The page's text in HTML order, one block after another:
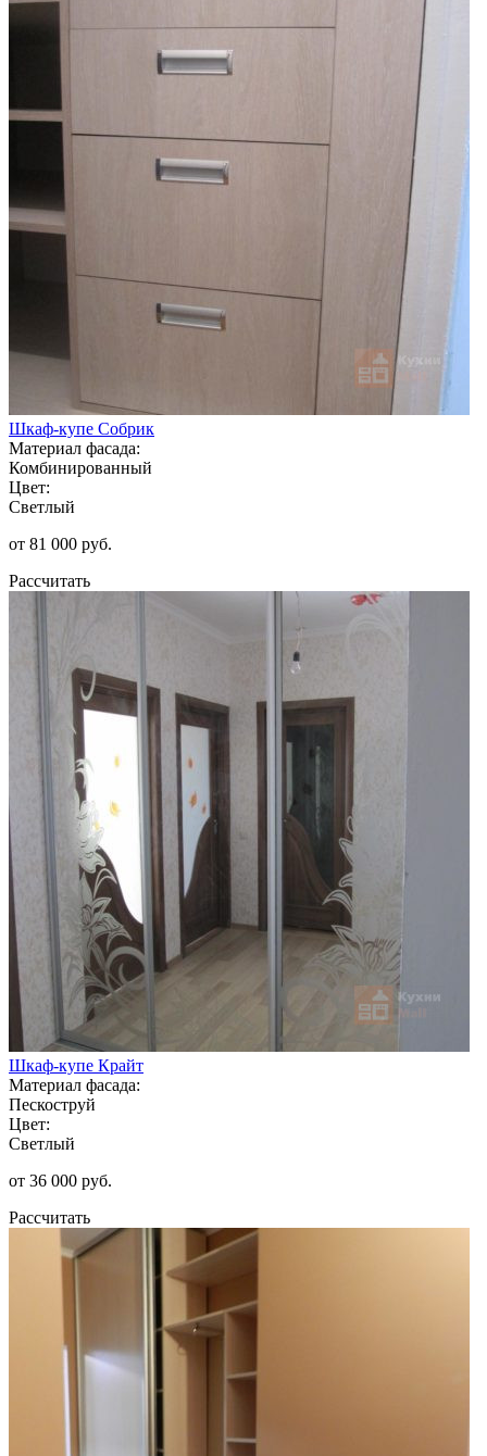
Шкаф-купе Собрик
Материал фасада:
Комбинированный
Цвет:
Светлый
от 81 000 руб.
Рассчитать
Шкаф-купе Крайт
Материал фасада:
Пескоструй
Цвет:
Светлый
от 36 000 руб.
Рассчитать